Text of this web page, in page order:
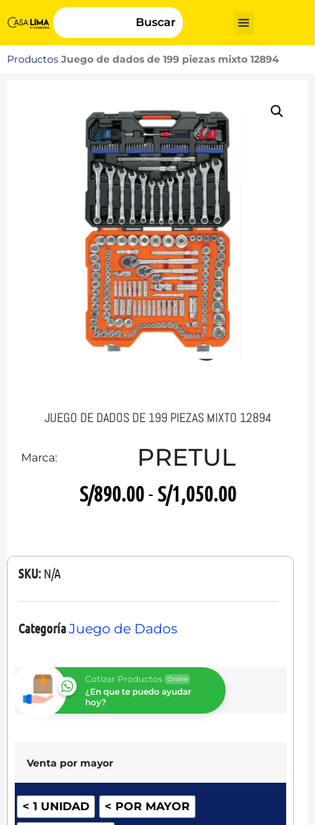
Buscar
Productos Juego de dados de 199 piezas mixto 12894
JUEGO DE DADOS DE 199 PIEZAS MIXTO 12894
Marca: PRETUL
S/890.00- S/1,050.00
SKU: N/A
CategoríaJuego de Dados
Cotizar Productos Online
¿En que te puedo ayudar
hoy?
Venta por mayor
< 1 UNIDAD
< POR MAYOR